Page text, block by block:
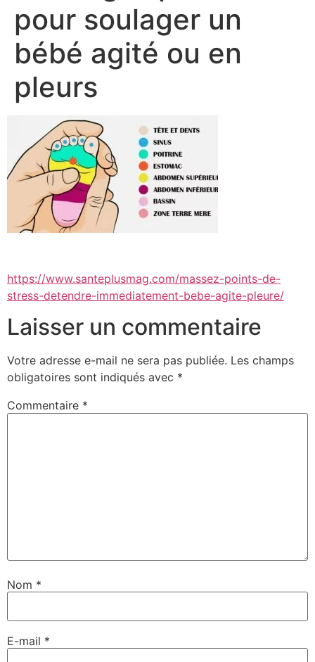
pour soulager un
bébé agité ou en
pleurs
https://www.santeplusmag.com/massez-points-de-
stress-detendre-immediatement-bebe-agite-pleure/
Laisser un commentaire
Votre adresse e-mail ne sera pas publiée. Les champs
obligatoires sont indiqués avec *
Commentaire *
Nom *
E-mail *